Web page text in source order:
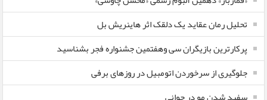
تحلیل رمان عقاید یک دلقک اثر هاینریش بل
پرکارترین بازیگران سی وهفتمین جشنواره فجر بشناسید
جلوگیری از سرخوردن اتومبیل در روزهای برفی